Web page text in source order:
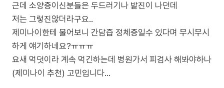
근데 소양증이신분들은 두드러기나 발진이 나던데
저는 그렇진않더라구요..
제미나이한테 물어보니 간담즙 정체증일수 있다며 무시무시
하게 얘기하네요?ㅠㅠㅠ
요새 먹덧이라 계속 먹긴하는데 병원가서 피검사 해봐야하나
(제미나이 추천) 고민입니다...